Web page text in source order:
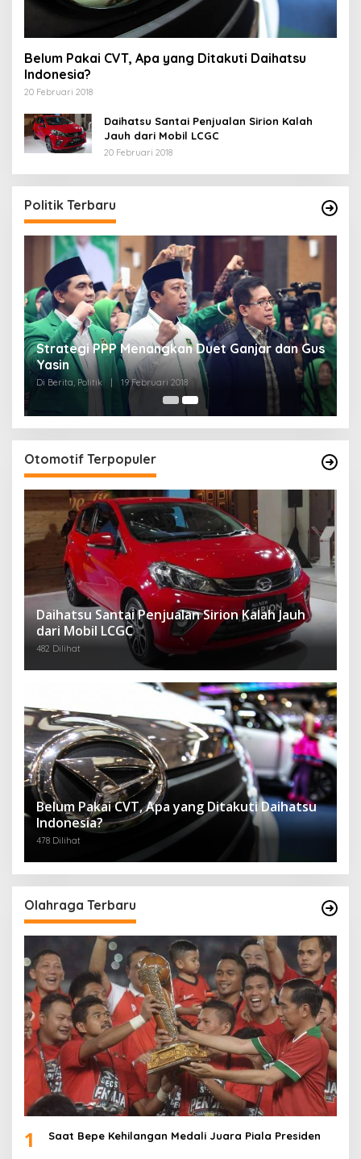
Belum Pakai CVT, Apa yang Ditakuti Daihatsu
Indonesia?
20 Februari 2018
Daihatsu Santai Penjualan Sirion Kalah
Jauh dari Mobil LCGC
20 Februari 2018
Politik Terbaru
Strategi PPP Menangkan Duet Ganjar dan Gus
Yasin
Di Berita, Politik 19 Februari 2018
Otomotif Terpopuler
Daihatsu Santai Penjualan Sirion Kalah Jauh
dari Mobil LCGC
482 Dilihat
Belum Pakai CVT, Apa yang Ditakuti Daihatsu
Indonesia?
478 Dilihat
Olahraga Terbaru
1 Saat Bepe Kehilangan Medali Juara Piala Presiden